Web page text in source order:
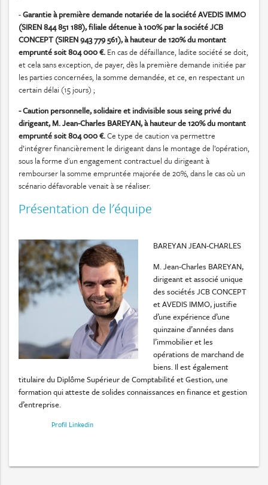
-Garantie à première demande notariée de la société AVEDIS IMMO
(SIREN 844 851 188), filiale détenue à 100% par la société JCB
CONCEPT (SIREN 943 779 561), à hauteur de 120% du montant
emprunté soit 804 000 €. En cas de défaillance, ladite société se doit,
et cela sans exception, de payer, dès la première demande initiée par
les parties concernées, la somme demandée, et ce, en respectant un
certain délai (15 jours) ;
- Caution personnelle, solidaire et indivisible sous seing privé du
dirigeant, M. Jean-Charles BAREYAN, à hauteur de 120% du montant
emprunté soit 804 000 €.Ce type de caution va permettre
d’intégrer financièrement le dirigeant dans le montage de l’opération,
sous la forme d'un engagement contractuel du dirigeant à
rembourser la somme empruntée majorée de 20%, dans le cas où un
scénario défavorable venait à se réaliser.
Présentation de l'équipe
BAREYAN JEAN-CHARLES
M. Jean-Charles BAREYAN,
dirigeant et associé unique
des sociétés JCB CONCEPT
et AVEDIS IMMO, justifie
d’une expérience d’une
quinzaine d’années dans
l’immobilier et les
opérations de marchand de
biens. Il est également
titulaire du Diplôme Supérieur de Comptabilité et Gestion, une
formation qui atteste de solides connaissances en finance et gestion
d’entreprise.
Profil Linkedin